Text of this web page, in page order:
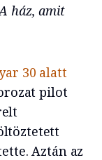
ház, amit
30 alatt
pilot
Aztán az